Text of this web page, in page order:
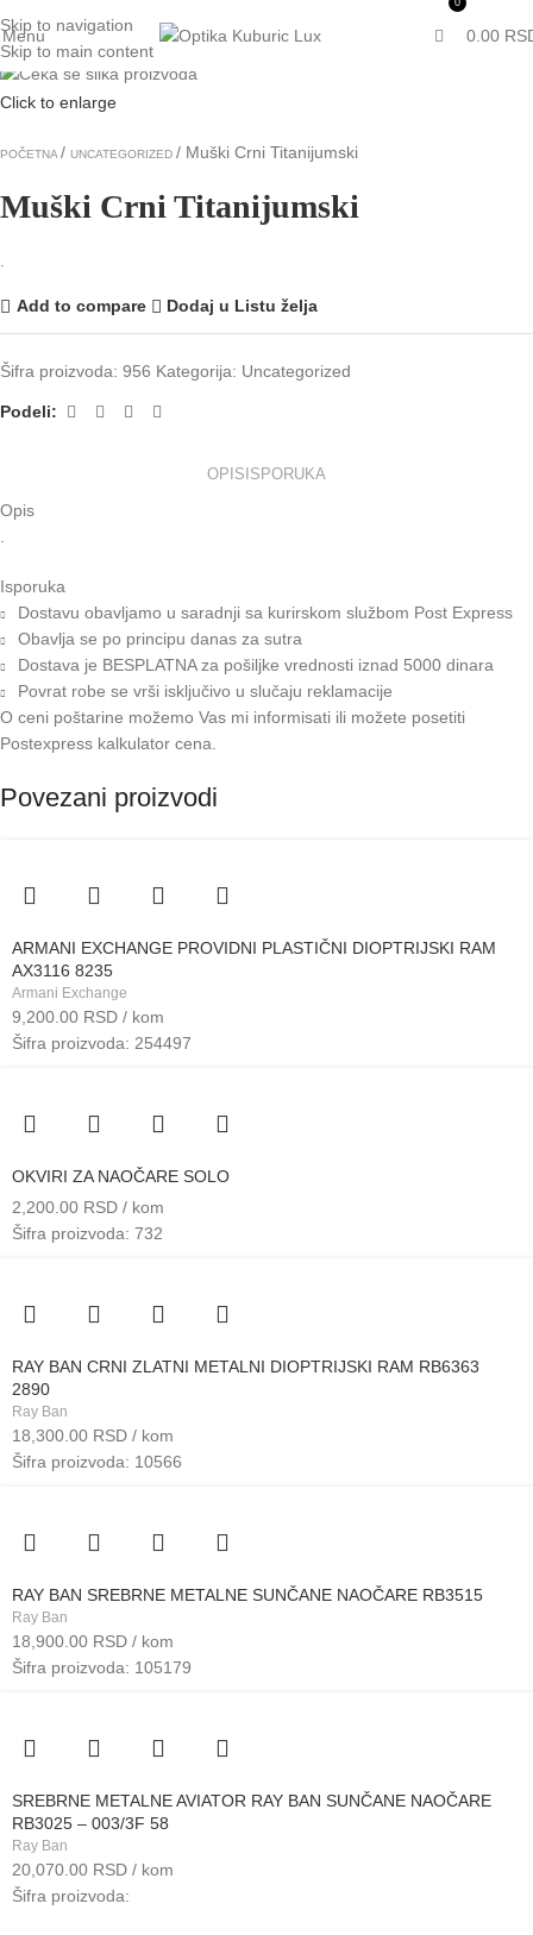
Skip to navigation
Skip to main content
Menu
0
0.00
Rasprodato
Click to enlarge
POČETNA UNCATEGORIZED Muški Crni Titanijumski
Muški Crni Titanijumski
Add to compare Dodaj u Listu želja
Šifra proizvoda: 956 Kategorija: Uncategorized
Podeli:
OPISISPORUKA
Opis
Isporuka
Dostavu obavljamo u saradnji sa kurirskom službom Post Express
Obavlja se po principu danas za sutra
Dostava je BESPLATNA za pošiljke vrednosti iznad 5000 dinara
Povrat robe se vrši isključivo u slučaju reklamacije
O ceni poštarine možemo Vas mi informisati ili možete posetiti
Postexpress kalkulator cena
Povezani proizvodi
ARMANI EXCHANGE PROVIDNI PLASTIČNI DIOPTRIJSKI RAM
AX3116 8235
Armani Exchange
9,200.00 RSD / kom
Šifra proizvoda: 254497
OKVIRI ZA NAOČARE SOLO
2,200.00 RSD / kom
Šifra proizvoda: 732
RAY BAN CRNI ZLATNI METALNI DIOPTRIJSKI RAM RB6363
2890
Ray Ban
18,300.00 RSD / kom
Šifra proizvoda: 10566
RAY BAN SREBRNE METALNE SUNČANE NAOČARE RB3515
Ray Ban
18,900.00 RSD / kom
Šifra proizvoda: 105179
SREBRNE METALNE AVIATOR RAY BAN SUNČANE NAOČARE
RB3025 – 003/3F 58
Ray Ban
20,070.00 RSD / kom
Šifra proizvoda: